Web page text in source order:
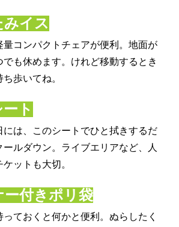
みイス
量コンパクトチェアが便利。地面が
も休めます。けれど移動するとき
歩いてね。
ト
には、このシートでひと拭きするだ
ールダウン。ライブエリアなど、人
ットも大切。
ー付きポリ袋
ておくと何かと便利。ぬらしたく